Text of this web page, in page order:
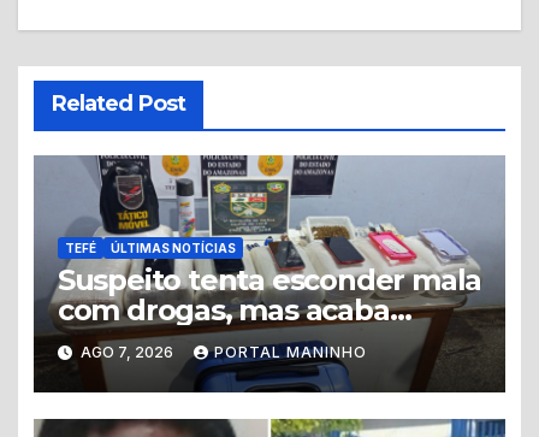
Related Post
TEFÉ ÚLTIMAS NOTÍCIAS
Suspeito tenta esconder mala
com drogas, mas acaba
levando a polícia até ponto
de tráfico
AGO 7, 2026 PORTAL MANINHO